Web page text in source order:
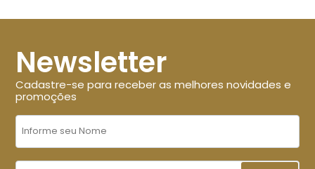
Newsletter
Cadastre-se para receber as melhores novidades e
promoções